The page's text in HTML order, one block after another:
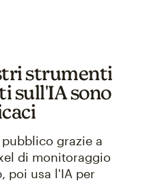
strumenti
sull'IA sono
grazie a
di monitoraggio
poi usa l'IA per